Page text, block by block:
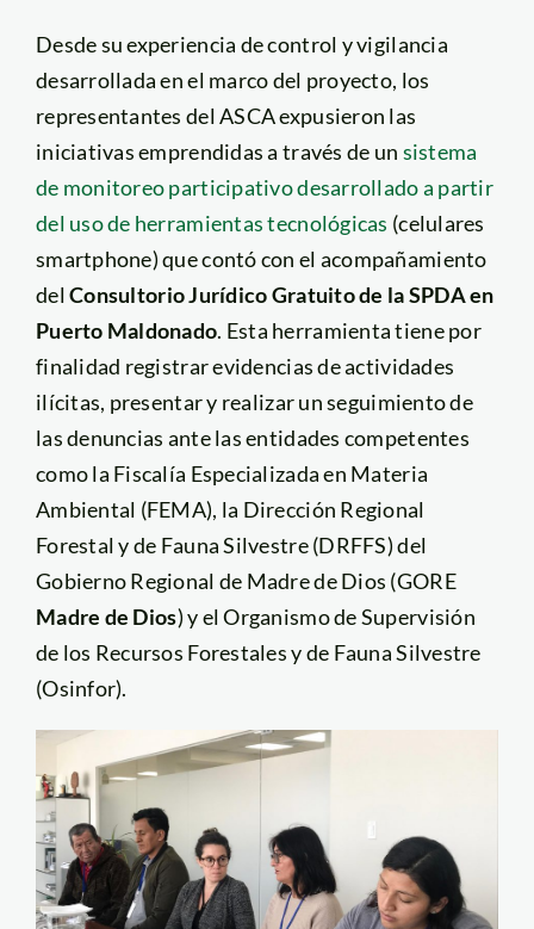
Desde su experiencia de control y vigilancia
desarrollada en el marco del proyecto, los
representantes del ASCA expusieron las
iniciativas emprendidas a través de un sistema
de monitoreo participativo desarrollado a partir
del uso de herramientas tecnológicas (celulares
smartphone) que contó con el acompañamiento
delConsultorio Jurídico Gratuito de la SPDA en
Puerto Maldonado. Esta herramienta tiene por
finalidad registrar evidencias de actividades
ilícitas, presentar y realizar un seguimiento de
las denuncias ante las entidades competentes
como la Fiscalía Especializada en Materia
Ambiental (FEMA), la Dirección Regional
Forestal y de Fauna Silvestre (DRFFS) del
Gobierno Regional de Madre de Dios (GORE
Madre de Dios) y el Organismo de Supervisión
de los Recursos Forestales y de Fauna Silvestre
(Osinfor).